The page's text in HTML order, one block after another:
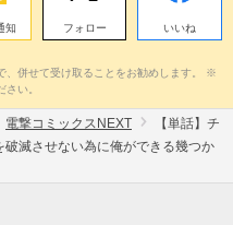
知 フォロー いいね
、併せて受け取ることをお勧めします。 ※
い。
電撃コミックスNEXT
【単話】チ
滅させない為に俺ができる幾つか